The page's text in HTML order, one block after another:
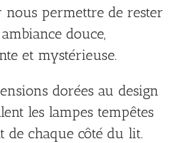
permettre de rester
douce,
et mystérieuse.
dorées au design
les lampes tempêtes
de chaque côté du lit.